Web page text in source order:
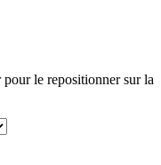
le repositionner sur la